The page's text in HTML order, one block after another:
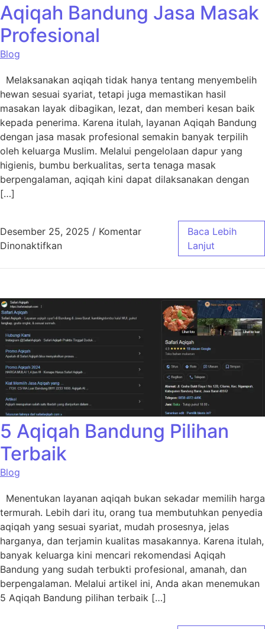
Aqiqah Bandung Jasa Masak
Profesional
Blog
Melaksanakan aqiqah tidak hanya tentang menyembelih
hewan sesuai syariat, tetapi juga memastikan hasil
masakan layak dibagikan, lezat, dan memberi kesan baik
kepada penerima. Karena itulah, layanan Aqiqah Bandung
dengan jasa masak profesional semakin banyak terpilih
oleh keluarga Muslim. Melalui pengelolaan dapur yang
higienis, bumbu berkualitas, serta tenaga masak
berpengalaman, aqiqah kini dapat dilaksanakan dengan
[…]
Desember 25, 2025 / Komentar
Dinonaktifkanpada Aqiqah Bandung Jasa Masak
Baca Lebih
Lanjut
5 Aqiqah Bandung Pilihan
Terbaik
Blog
Menentukan layanan aqiqah bukan sekadar memilih harga
termurah. Lebih dari itu, orang tua membutuhkan penyedia
aqiqah yang sesuai syariat, mudah prosesnya, jelas
harganya, dan terjamin kualitas masakannya. Karena itulah,
banyak keluarga kini mencari rekomendasi Aqiqah
Bandung yang sudah terbukti profesional, amanah, dan
berpengalaman. Melalui artikel ini, Anda akan menemukan
5 Aqiqah Bandung pilihan terbaik […]